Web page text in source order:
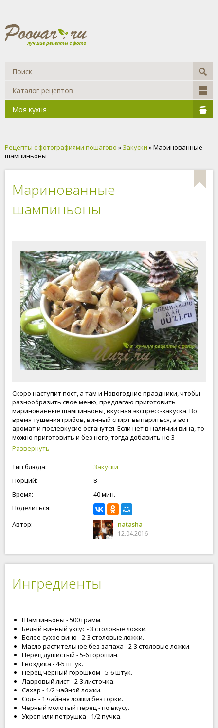
Каталог рецептов
Моя кухня
Рецепты с фотографиями пошагово » Закуски » Маринованные
шампиньоны
Маринованные
шампиньоны
Скоро наступит пост, а там и Новогодние праздники, чтобы
разнообразить свое меню, предлагаю приготовить
маринованные шампиньоны, вкусная экспресс-закуска. Во
время тушения грибов, винный спирт выпариться, а вот
аромат и послевкусие останутся. Если нет в наличии вина, то
можно приготовить и без него, тогда добавить не 3
столовые ложки уксуса, а 4-5 столовых ложек. Маринованные
шампиньоны, приготовленные по этому рецепту,
получаются твердые и очень вкусные. Поэтому же рецепту,
можно приготовить и вешенки. С наступающим Новым
годом!
Развернуть
Тип блюда:
Закуски
Порций:
8
Время:
40 мин.
Поделиться:
Автор:
natasha
12.04.2016
Ингредиенты
Шампиньоны - 500 грамм.
Белый винный уксус - 3 столовые ложки.
Белое сухое вино - 2-3 столовые ложки.
Масло растительное без запаха - 2-3 столовые ложки.
Перец душистый - 5-6 горошин.
Гвоздика - 4-5 штук.
Перец черный горошком - 5-6 штук.
Лавровый лист - 2-3 листочка.
Сахар - 1/2 чайной ложки.
Соль - 1 чайная ложки без горки.
Черный молотый перец - по вкусу.
Укроп или петрушка - 1/2 пучка.